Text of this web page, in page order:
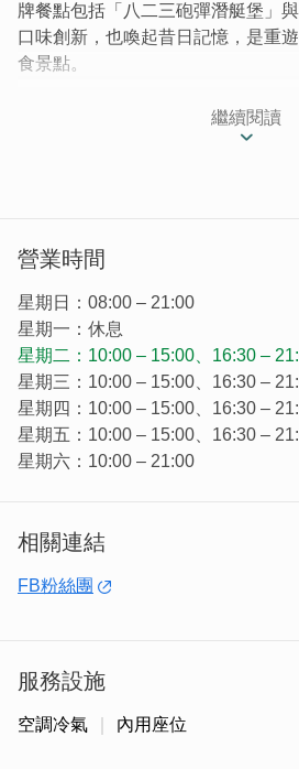
牌餐點包括「八二三砲彈潛艇堡」
口味創新，也喚起昔日記憶，是重
食景點。
｜走過歲月的記憶，阿兵哥最愛去的
位於依山傍水金湖鎮街上的三言兩
繼續閱讀
營業時間
星期日：08:00 – 21:00
星期一：休息
星期二：10:00 – 15:00、16:30 –
星期三：10:00 – 15:00、16:30 –
星期四：10:00 – 15:00、16:30 –
星期五：10:00 – 15:00、16:30 –
星期六：10:00 – 21:00
相關連結
FB粉絲團
服務設施
空調冷氣 內用座位